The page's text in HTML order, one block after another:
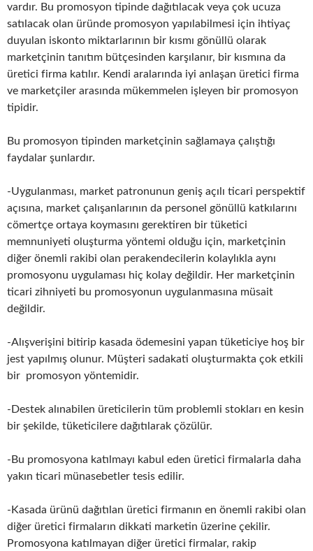
vardır. Bu promosyon tipinde dağıtılacak veya çok ucuza
satılacak olan üründe promosyon yapılabilmesi için ihtiyaç
duyulan iskonto miktarlarının bir kısmı gönüllü olarak
marketçinin tanıtım bütçesinden karşılanır, bir kısmına da
üretici firma katılır. Kendi aralarında iyi anlaşan üretici firma
ve marketçiler arasında mükemmelen işleyen bir promosyon
tipidir.
Bu promosyon tipinden marketçinin sağlamaya çalıştığı
faydalar şunlardır.
-Uygulanması, market patronunun geniş açılı ticari perspektif
açısına, market çalışanlarının da personel gönüllü katkılarını
cömertçe ortaya koymasını gerektiren bir tüketici
memnuniyeti oluşturma yöntemi olduğu için, marketçinin
diğer önemli rakibi olan perakendecilerin kolaylıkla aynı
promosyonu uygulaması hiç kolay değildir. Her marketçinin
ticari zihniyeti bu promosyonun uygulanmasına müsait
değildir.
-Alışverişini bitirip kasada ödemesini yapan tüketiciye hoş bir
jest yapılmış olunur. Müşteri sadakati oluşturmakta çok etkili
bir promosyon yöntemidir.
-Destek alınabilen üreticilerin tüm problemli stokları en kesin
bir şekilde, tüketicilere dağıtılarak çözülür.
-Bu promosyona katılmayı kabul eden üretici firmalarla daha
yakın ticari münasebetler tesis edilir.
-Kasada ürünü dağıtılan üretici firmanın en önemli rakibi olan
diğer üretici firmaların dikkati marketin üzerine çekilir.
Promosyona katılmayan diğer üretici firmalar, rakip